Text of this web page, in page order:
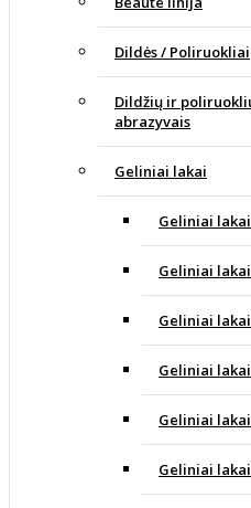
Dildės / Poliruokliai
Dildžių ir
abrazyvais
Geliniai lakai
Geliniai lakai
Geliniai lakai
Geliniai lakai
Geliniai lakai
Geliniai lakai
Geliniai